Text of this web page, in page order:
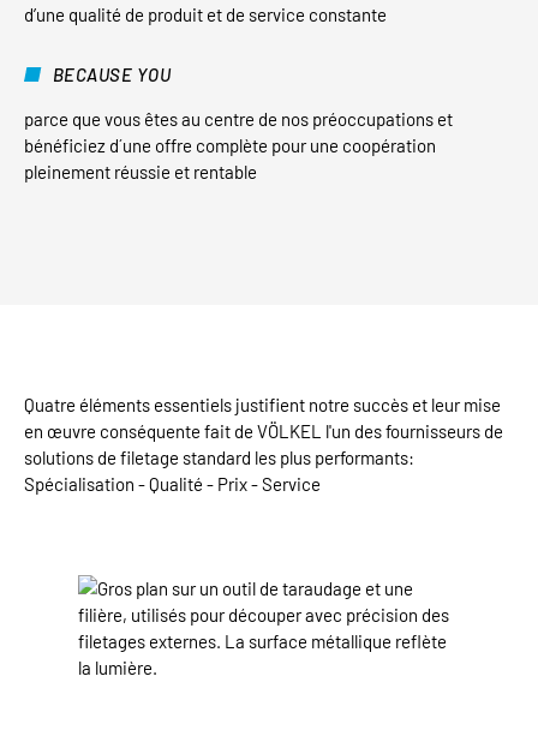
d’une qualité de produit et de service constante
BECAUSE YOU
parce que vous êtes au centre de nos préoccupations et
bénéficiez d´une offre complète pour une coopération
pleinement réussie et rentable
Quatre éléments essentiels justifient notre succès et leur mise
en œuvre conséquente fait de VÖLKEL l'un des fournisseurs de
solutions de filetage standard les plus performants:
Spécialisation - Qualité - Prix - Service
Ignorer la galerie d'images